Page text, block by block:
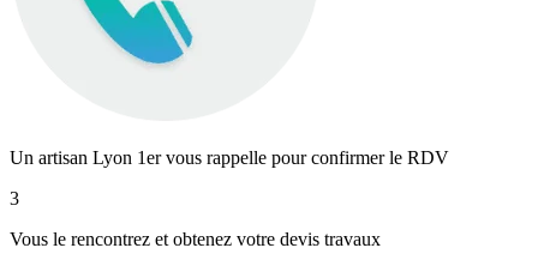
Un artisan Lyon 1er vous rappelle pour confirmer le RDV
3
Vous le rencontrez et obtenez votre devis travaux